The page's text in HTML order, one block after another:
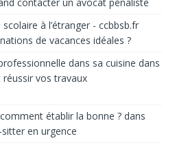
à l’étranger - ccbbsb.fr
de vacances idéales ?
dans sa cuisine dans
vos travaux
établir la bonne ? dans
en urgence